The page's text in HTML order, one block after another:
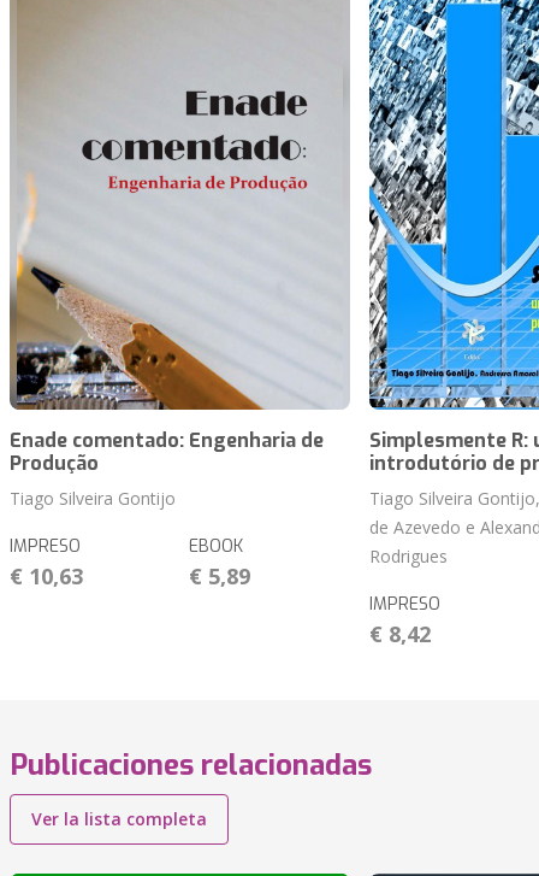
Enade comentado: Engenharia de
Produção
Tiago Silveira Gontijo
IMPRESO
€ 10,63
EBOOK
€ 5,89
Simplesmente R:
introdutório de
Tiago Silveira
de Azevedo e
Rodrigues
IMPRESO
€ 8,42
Publicaciones relacionadas
Ver la lista completa